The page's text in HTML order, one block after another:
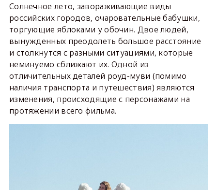
Солнечное лето, завораживающие виды
российских городов, очаровательные бабушки,
торгующие яблоками у обочин. Двое людей,
вынужденных преодолеть большое расстояние
и столкнутся с разными ситуациями, которые
неминуемо сближают их. Одной из
отличительных деталей роуд-муви (помимо
наличия транспорта и путешествия) являются
изменения, происходящие с персонажами на
протяжении всего фильма.